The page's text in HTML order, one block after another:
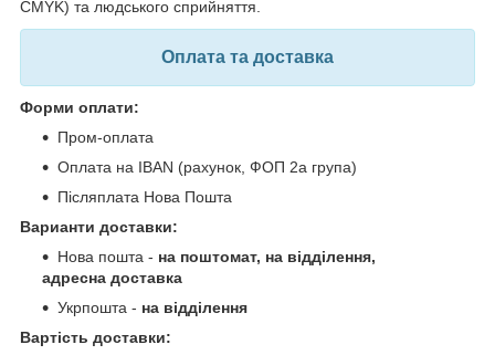
CMYK) та людського сприйняття.
Оплата та доставка
Форми оплати:
Пром-оплата
Оплата на IBAN (рахунок, ФОП 2а група)
Післяплата Нова Пошта
Варианти доставки:
Нова пошта - на поштомат, на відділення,
адресна доставка
Укрпошта - на відділення
Вартість доставки: